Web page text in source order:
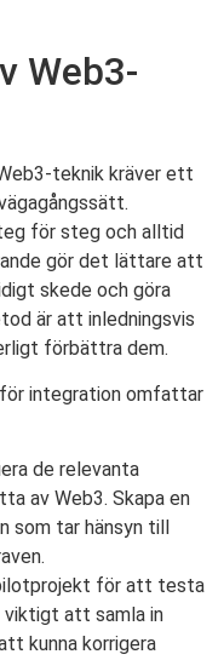
Web3-
teknik kräver ett
för steg och alltid
gör det lättare att
skede och göra
är att inledningsvis
förbättra dem.
integration omfattar
de relevanta
av Web3. Skapa en
som tar hänsyn till
för att testa
viktigt att samla in
kunna korrigera